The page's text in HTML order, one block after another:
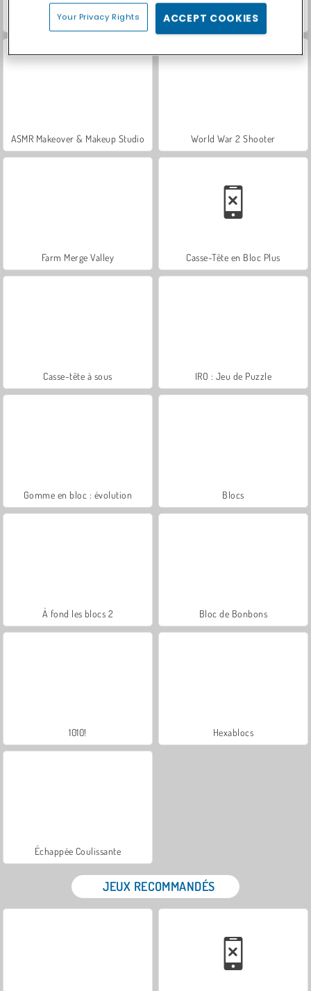
Royal Story Let's Fish!
ASMR Makeover & Makeup Studio World War 2 Shooter
Farm Merge Valley Casse-Tête en Bloc Plus
Casse-tête à sous IRO : Jeu de Puzzle
Gomme en bloc : évolution Blocs
À fond les blocs 2 Bloc de Bonbons
1010! Hexablocs
Échappée Coulissante
JEUX RECOMMANDÉS
Your Privacy Rights ACCEPT COOKIES